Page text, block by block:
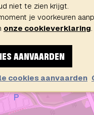
niet te zien krijgt.
je voorkeuren
onze cookieverklaring.
AANVAARDEN
cookies aanvaarden